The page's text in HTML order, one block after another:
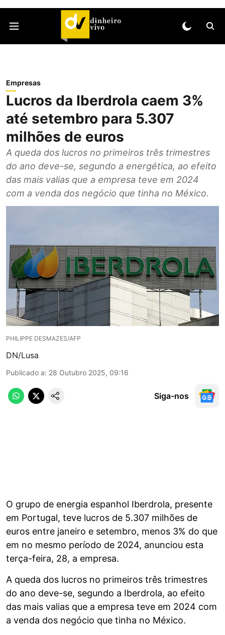
Empresas
Lucros da Iberdrola caem 3%
até setembro para 5.307
milhões de euros
A queda dos lucros no primeiros três trimestres
do ano deve-se, segundo a energética, ao efeito
das mais valias que a empresa teve em 2024
com a venda dos negócio que tinha no México.
PHILIPPE DESMAZES/AFP
DN/Lusa
Publicado a: 28 Outubro 2025, 09:16
Siga-nos
O grupo de energia espanhol Iberdrola, presente
em Portugal, teve lucros de 5.307 milhões de
euros entre janeiro e setembro, menos 3% do que
em no mesmo período de 2024, anunciou esta
terça-feira, 28, a empresa.
A queda dos lucros no primeiros três trimestres
do ano deve-se, segundo a Iberdrola, ao efeito
das mais valias que a empresa teve em 2024 com
a venda dos negócio que tinha no México.